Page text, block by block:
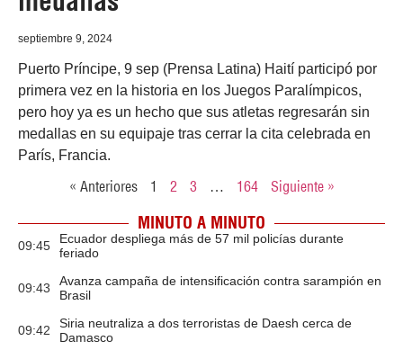
septiembre 9, 2024
Puerto Príncipe, 9 sep (Prensa Latina) Haití participó por
primera vez en la historia en los Juegos Paralímpicos,
pero hoy ya es un hecho que sus atletas regresarán sin
medallas en su equipaje tras cerrar la cita celebrada en
París, Francia.
« Anteriores 1 2 3 … 164 Siguiente »
MINUTO A MINUTO
09:45
Ecuador despliega más de 57 mil policías durante
feriado
09:43
Avanza campaña de intensificación contra sarampión en
Brasil
09:42
Siria neutraliza a dos terroristas de Daesh cerca de
Damasco